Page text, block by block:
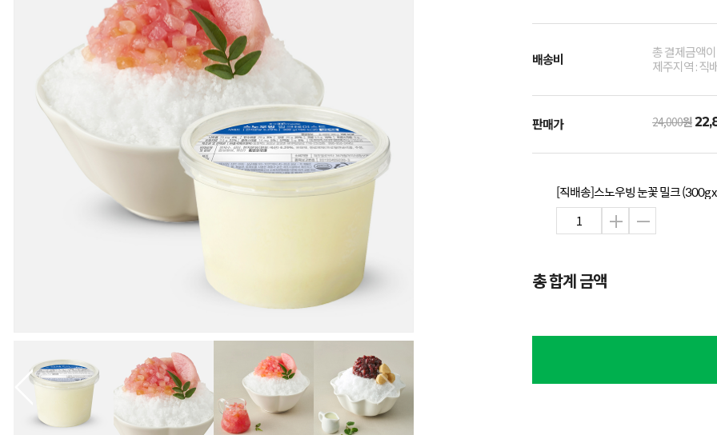
배송비
총 결제금액
제주지역 : 직
판매가 24,000원
[직배송]스노우빙 눈꽃 밀크 (300g
총 합계 금액